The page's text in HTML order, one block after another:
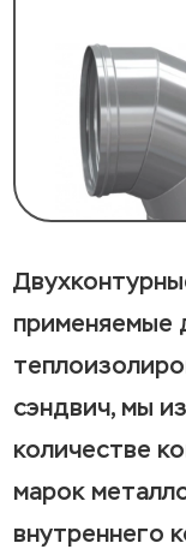
применяемые
сэндвич, мы
количестве
марок
внутреннего